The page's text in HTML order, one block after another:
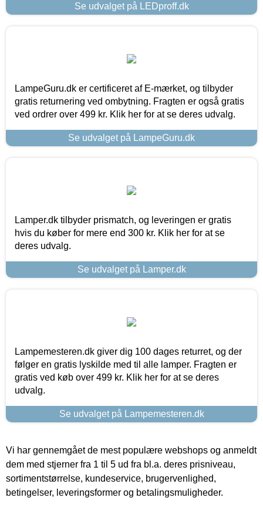
Se udvalget på LEDproff.dk
LampeGuru.dk er certificeret af E-mærket, og tilbyder
gratis returnering ved ombytning. Fragten er også gratis
ved ordrer over 499 kr. Klik her for at se deres udvalg.
Se udvalget på LampeGuru.dk
Lamper.dk tilbyder prismatch, og leveringen er gratis
hvis du køber for mere end 300 kr. Klik her for at se
deres udvalg.
Se udvalget på Lamper.dk
Lampemesteren.dk giver dig 100 dages returret, og der
følger en gratis lyskilde med til alle lamper. Fragten er
gratis ved køb over 499 kr. Klik her for at se deres
udvalg.
Se udvalget på Lampemesteren.dk
Vi har gennemgået de mest populære webshops og anmeldt
dem med stjerner fra 1 til 5 ud fra bl.a. deres prisniveau,
sortimentstørrelse, kundeservice, brugervenlighed,
betingelser, leveringsformer og betalingsmuligheder.